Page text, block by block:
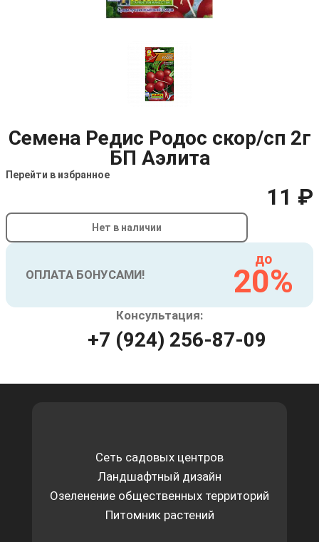
Семена Редис Родос скор/сп 2г
БП Аэлита
Перейти в избранное
11 ₽
Нет в наличии
ОПЛАТА БОНУСАМИ!
до
20%
Консультация:
+7 (924) 256-87-09
Сеть садовых центров
Ландшафтный дизайн
Озеленение общественных территорий
Питомник растений